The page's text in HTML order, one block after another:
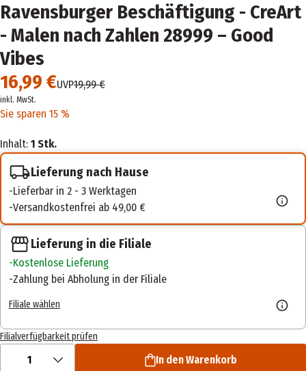
Ravensburger Beschäftigung - CreArt
- Malen nach Zahlen 28999 – Good
Vibes
16,99 €UVP19,99 €
inkl. MwSt.
Sie sparen 15 %
Inhalt: 1 Stk.
Lieferung nach Hause
Lieferbar in 2 - 3 Werktagen
Versandkostenfrei ab 49,00 €
Lieferung in die Filiale
Kostenlose Lieferung
Zahlung bei Abholung in der Filiale
Filiale wählen
Filialverfügbarkeit prüfen
1 In den Warenkorb